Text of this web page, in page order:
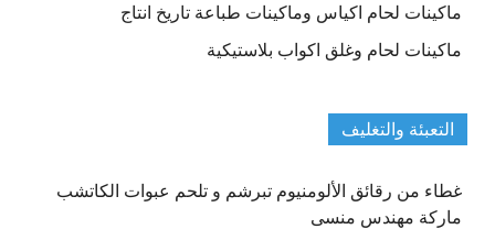
ماكينات لحام اكياس وماكينات طباعة تاريخ انتاج
ماكينات لحام وغلق اكواب بلاستيكية
التعبئة والتغليف
غطاء من رقائق الألومنيوم تبرشم و تلحم عبوات الكاتشب
ماركة مهندس منسى